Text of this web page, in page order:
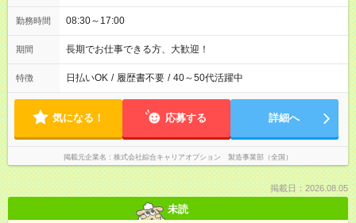
勤務時間 08:30～17:00
期間 長期でお仕事できる方、大歓迎！
特徴 日払いOK / 履歴書不要 / 40～50代活躍中
気になる！ 応募する 詳細へ
掲載元企業名 株式会社綜合キャリアオプション 製造事業部（全国）
掲載日：2026.08.05
未読